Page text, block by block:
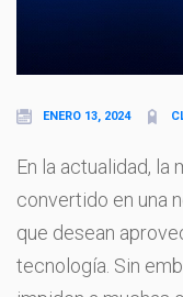
ENERO 13, 2024
En la actualidad, la
convertido en una
que desean
tecnología. Sin